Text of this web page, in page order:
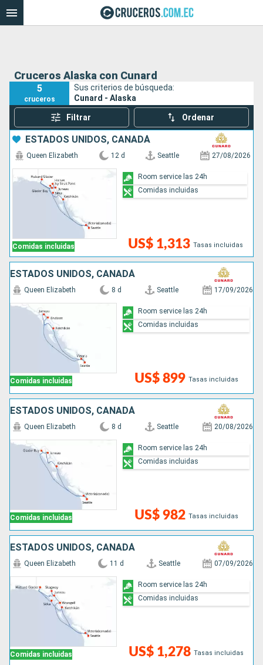
Cruceros Alaska con Cunard
5
cruceros
Sus criterios de búsqueda:
Cunard - Alaska
Filtrar Ordenar
ESTADOS UNIDOS, CANADÁ
Comidas incluidas
Queen Elizabeth 12 d Seattle 27/08/2026
US$ 1,313 Tasas incluidas
Room service las 24h
Comidas incluidas
ESTADOS UNIDOS, CANADÁ
Comidas incluidas
Queen Elizabeth 8 d Seattle 17/09/2026
US$ 899 Tasas incluidas
Room service las 24h
Comidas incluidas
ESTADOS UNIDOS, CANADÁ
Comidas incluidas
Queen Elizabeth 8 d Seattle 20/08/2026
US$ 982 Tasas incluidas
Room service las 24h
Comidas incluidas
ESTADOS UNIDOS, CANADÁ
Comidas incluidas
Queen Elizabeth 11 d Seattle 07/09/2026
US$ 1,278 Tasas incluidas
Room service las 24h
Comidas incluidas